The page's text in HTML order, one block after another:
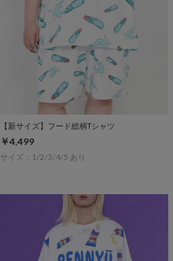
【新サイズ】フード総柄Tシャツ
￥4,499
サイズ：1/2/3/4/5 あり